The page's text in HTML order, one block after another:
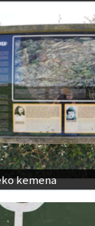
kemena